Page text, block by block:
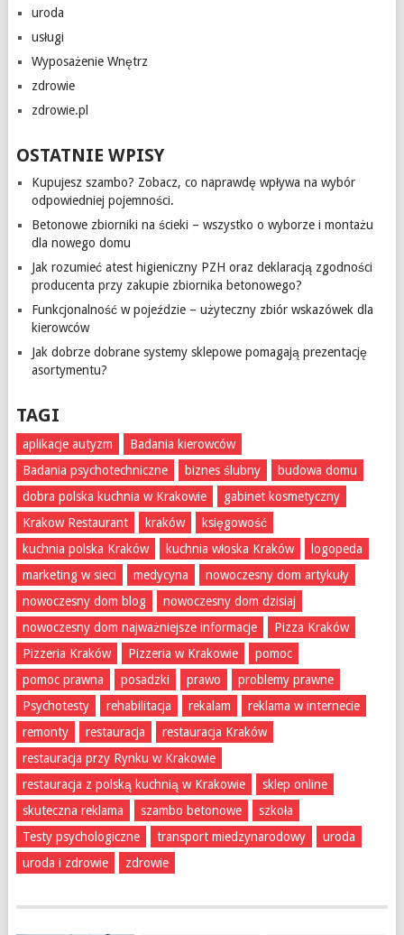
uroda
usługi
Wyposażenie Wnętrz
zdrowie
zdrowie.pl
OSTATNIE WPISY
Kupujesz szambo? Zobacz, co naprawdę wpływa na wybór
odpowiedniej pojemności.
Betonowe zbiorniki na ścieki – wszystko o wyborze i montażu
dla nowego domu
Jak rozumieć atest higieniczny PZH oraz deklaracją zgodności
producenta przy zakupie zbiornika betonowego?
Funkcjonalność w pojeździe – użyteczny zbiór wskazówek dla
kierowców
Jak dobrze dobrane systemy sklepowe pomagają prezentację
asortymentu?
TAGI
aplikacje autyzm
Badania kierowców
Badania psychotechniczne
biznes ślubny
budowa domu
dobra polska kuchnia w Krakowie
gabinet kosmetyczny
Krakow Restaurant
kraków
księgowość
kuchnia polska Kraków
kuchnia włoska Kraków
logopeda
marketing w sieci
medycyna
nowoczesny dom artykuły
nowoczesny dom blog
nowoczesny dom dzisiaj
nowoczesny dom najważniejsze informacje
Pizza Kraków
Pizzeria Kraków
Pizzeria w Krakowie
pomoc
pomoc prawna
posadzki prawo
problemy prawne
Psychotesty
rehabilitacja rekalam
reklama w internecie
remonty
restauracja
restauracja Kraków
restauracja przy Rynku w Krakowie
restauracja z polską kuchnią w Krakowie
sklep online
skuteczna reklama
szambo betonowe
szkoła
Testy psychologiczne
transport miedzynarodowy
uroda
uroda i zdrowie
zdrowie